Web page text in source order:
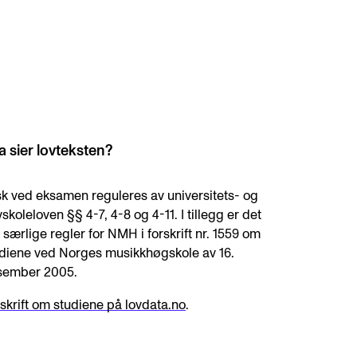
av NMH
og komitéer
gjør hva i administrasjonen
sier lovteksten?
ved eksamen reguleres av universitets- og
§§ 4-7, 4-8 og 4-11. I tillegg er det
regler for NMH i forskrift nr. 1559 om
ved Norges musikkhøgskole av 16.
2005.
om studiene på lovdata.no.